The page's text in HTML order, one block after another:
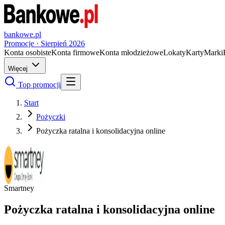
bankowe.pl
Promocje · Sierpień 2026
Konta osobisteKonta firmoweKonta młodzieżoweLokatyKartyMarki
Więcej
Top promocji
Start
Pożyczki
Pożyczka ratalna i konsolidacyjna online
Smartney
Pożyczka ratalna i konsolidacyjna online